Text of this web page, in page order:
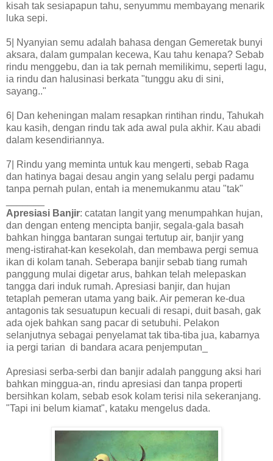
kisah tak sesiapapun tahu, senyummu membayang menarik
luka sepi.
5| Nyanyian semu adalah bahasa dengan Gemeretak bunyi
aksara, dalam gumpalan kecewa, Kau tahu kenapa? Sebab
rindu menggebu, dan ia tak pernah memilikimu, seperti lagu,
ia rindu dan halusinasi berkata "tunggu aku di sini,
sayang.."
6| Dan keheningan malam resapkan rintihan rindu, Tahukah
kau kasih, dengan rindu tak ada awal pula akhir. Kau abadi
dalam kesendiriannya.
7| Rindu yang meminta untuk kau mengerti, sebab Raga
dan hatinya bagai desau angin yang selalu pergi padamu
tanpa pernah pulan, entah ia menemukanmu atau "tak"
Apresiasi Banjir: catatan langit yang menumpahkan hujan,
dan dengan enteng mencipta banjir, segala-gala basah
bahkan hingga bantaran sungai tertutup air, banjir yang
meng-istirahat-kan kesekolah, dan membawa pergi semua
ikan di kolam tanah. Seberapa banjir sebab tiang rumah
panggung mulai digetar arus, bahkan telah melepaskan
tangga dari induk rumah. Apresiasi banjir, dan hujan
tetaplah pemeran utama yang baik. Air pemeran ke-dua
antagonis tak sesuatupun kecuali di resapi, duit basah, gak
ada ojek bahkan sang pacar di setubuhi. Pelakon
selanjutnya sebagai penyelamat tak tiba-tiba jua, kabarnya
ia pergi tarian di bandara acara penjemputan_
Apresiasi serba-serbi dan banjir adalah panggung aksi hari
bahkan minggua-an, rindu apresiasi dan tanpa properti
bersihkan kolam, sebab esok kolam terisi nila sekeranjang.
"Tapi ini belum kiamat", kataku mengelus dada.